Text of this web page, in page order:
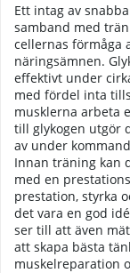
Ett intag av
samband med
cellernas förmåga
näringsämnen.
effektivt under
med fördel inta
musklerna arbeta
till glykogen utgör
av under
Innan träning kan
med en
prestation, styrka
det vara en god
ser till att även
att skapa bästa
muskelreparation